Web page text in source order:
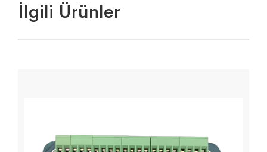
İlgili Ürünler